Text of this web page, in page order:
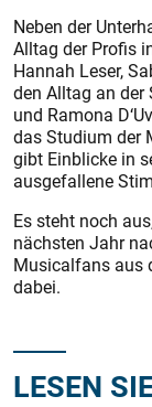
Neben der
Alltag der Profis
Hannah Leser,
den Alltag an der
und Ramona
das Studium der
gibt Einblicke in
ausgefallene
Es steht noch
nächsten Jahr
Musicalfans aus
dabei.
LESEN